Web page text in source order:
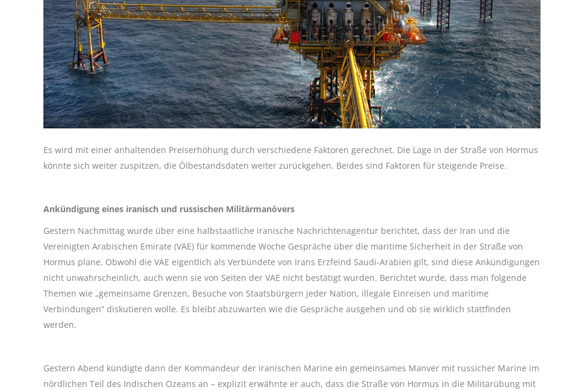
Es wird mit einer anhaltenden Preiserhöhung durch verschiedene Faktoren gerechnet. Die Lage in der Straße von Hormus
könnte sich weiter zuspitzen, die Ölbestandsdaten weiter zurückgehen. Beides sind Faktoren für steigende Preise.
Ankündigung eines iranisch und russischen Militärmanövers
Gestern Nachmittag wurde über eine halbstaatliche iranische Nachrichtenagentur berichtet, dass der Iran und die
Vereinigten Arabischen Emirate (VAE) für kommende Woche Gespräche über die maritime Sicherheit in der Straße von
Hormus plane. Obwohl die VAE eigentlich als Verbündete von Irans Erzfeind Saudi-Arabien gilt, sind diese Ankündigungen
nicht unwahrscheinlich, auch wenn sie von Seiten der VAE nicht bestätigt wurden. Berichtet wurde, dass man folgende
Themen wie „gemeinsame Grenzen, Besuche von Staatsbürgern jeder Nation, illegale Einreisen und maritime
Verbindungen“ diskutieren wolle. Es bleibt abzuwarten wie die Gespräche ausgehen und ob sie wirklich stattfinden
werden.
Gestern Abend kündigte dann der Kommandeur der iranischen Marine ein gemeinsames Manver mit russicher Marine im
nördlichen Teil des Indischen Ozeans an – explizit erwähnte er auch, dass die Straße von Hormus in die Militärübung mit